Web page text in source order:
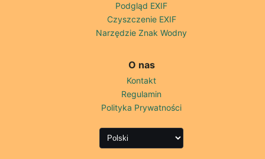
Podgląd EXIF
Czyszczenie EXIF
Narzędzie Znak Wodny
O nas
Kontakt
Regulamin
Polityka Prywatności